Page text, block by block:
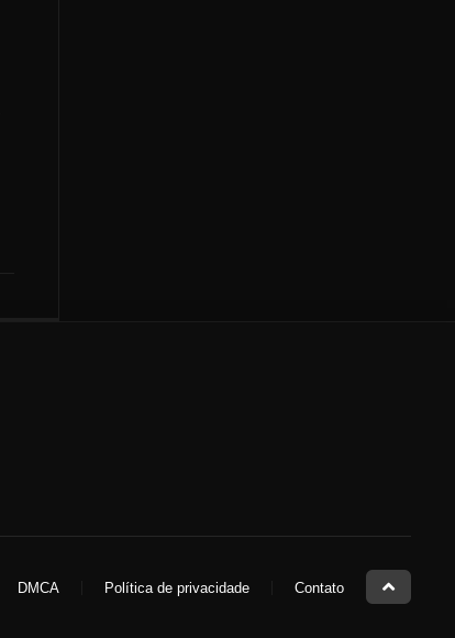
DMCA Política de privacidade Contato